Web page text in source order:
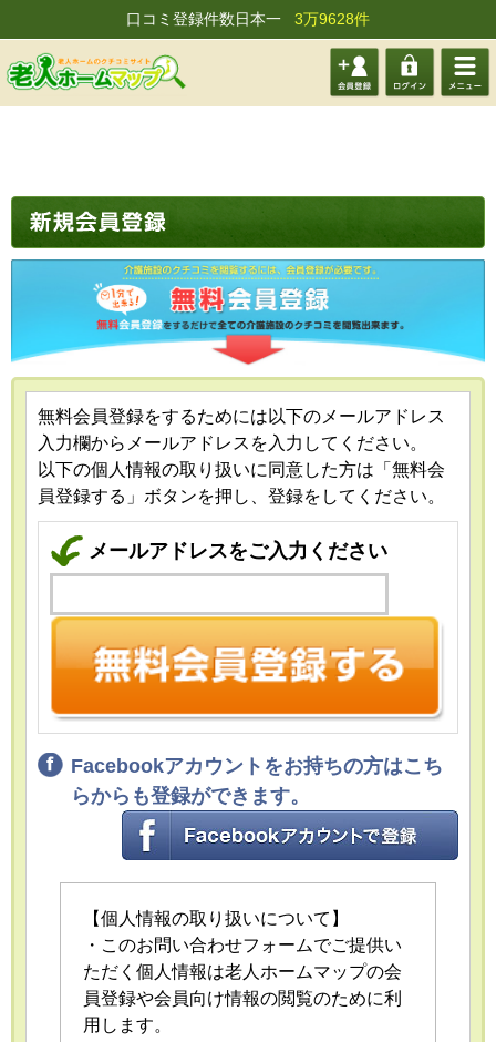
口コミ登録件数日本一 3万9628件
会員登 ログイ メニュ
無料会員登録をするためには以下のメールアドレス
入力欄からメールアドレスを入力してください。
以下の個人情報の取り扱いに同意した方は「無料会
員登録する」ボタンを押し、登録をしてください。
メールアドレスをご入力ください
Facebookアカウントをお持ちの方はこち
らからも登録ができます。
【個人情報の取り扱いについて】
・このお問い合わせフォームでご提供い
ただく個人情報は老人ホームマップの会
員登録や会員向け情報の閲覧のために利
用します。